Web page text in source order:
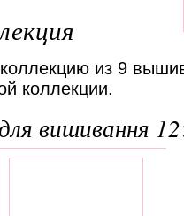
из 9
коллекции.
для вишивання